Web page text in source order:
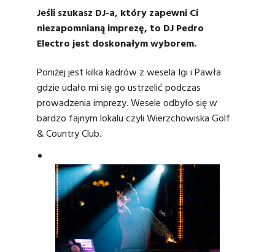
Jeśli szukasz DJ-a, który zapewni Ci
niezapomnianą imprezę, to DJ Pedro
Electro jest doskonałym wyborem.
Poniżej jest kilka kadrów z wesela Igi i Pawła
gdzie udało mi się go ustrzelić podczas
prowadzenia imprezy. Wesele odbyło się w
bardzo fajnym lokalu czyliWierzchowiska Golf
& Country Club.